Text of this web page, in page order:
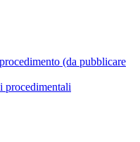
(da pubblicare
procedimentali